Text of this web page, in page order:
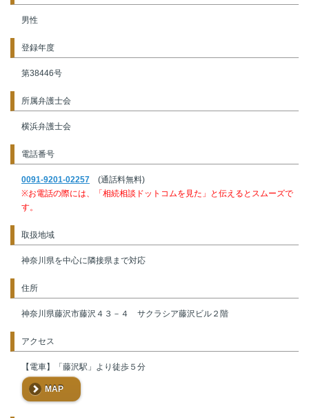
男性
登録年度
第38446号
所属弁護士会
横浜弁護士会
電話番号
0091-9201-02257
(通話料無料)
※お電話の際には、「相続相談ドットコムを見た」と伝えるとスムーズで
す。
取扱地域
神奈川県を中心に隣接県まで対応
住所
神奈川県藤沢市藤沢４３－４ サクラシア藤沢ビル２階
アクセス
【電車】「藤沢駅」より徒歩５分
MAP